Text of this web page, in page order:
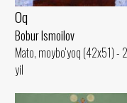
Oq
Bobur Ismoilov
Mato, moybo‘yoq (42x51) -
yil